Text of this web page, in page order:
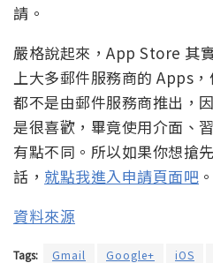
請。
嚴格說起來，App Store 其
上大多郵件服務商的 Apps
都不是由郵件服務商推出，
是很喜歡，畢竟使用介面、
有點不同。所以如果你想搶
話， 就點我進入申請頁面吧 。
資料來源
Tags: Gmail Google+ iOS